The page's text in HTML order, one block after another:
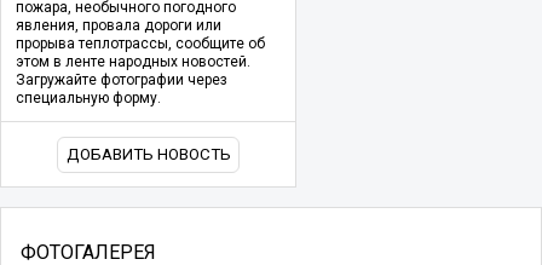
пожара, необычного погодного
явления, провала дороги или
прорыва теплотрассы, сообщите об
этом в ленте народных новостей.
Загружайте фотографии через
специальную форму.
ДОБАВИТЬ НОВОСТЬ
ФОТОГАЛЕРЕЯ